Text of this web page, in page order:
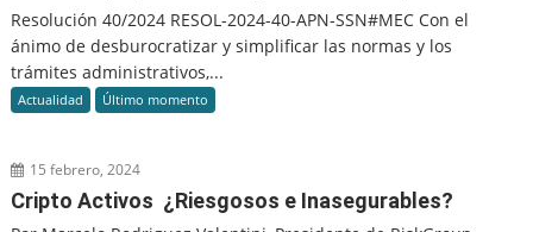
Resolución 40/2024 RESOL-2024-40-APN-SSN#MEC Con el
ánimo de desburocratizar y simplificar las normas y los
trámites administrativos,...
Actualidad Último momento
15 febrero, 2024
Cripto Activos ¿Riesgosos e Inasegurables?